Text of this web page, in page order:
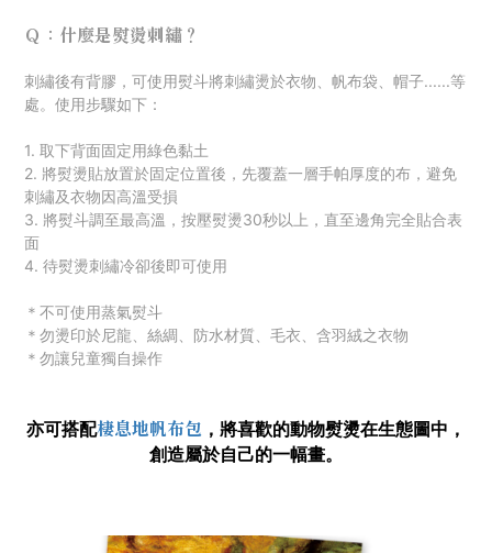
Ｑ：什麼是熨燙刺繡？
刺繡後有背膠，可使用熨斗將刺繡燙於衣物、帆布袋、帽子......等
處。使用步驟如下：
1. 取下背面固定用綠色黏土
2. 將熨燙貼放置於固定位置後，先覆蓋一層手帕厚度的布，避免
刺繡及衣物因高溫受損
3. 將熨斗調至最高溫，按壓熨燙30秒以上，直至邊角完全貼合表
面
4. 待熨燙刺繡冷卻後即可使用
＊不可使用蒸氣熨斗
＊勿燙印於尼龍、絲綢、防水材質 、毛衣
含羽絨之衣物
＊勿讓兒童獨自操作
亦可搭配棲息地帆布包 ， 將喜歡的動物熨燙在生態圖中，
創造屬於自己的一幅畫。